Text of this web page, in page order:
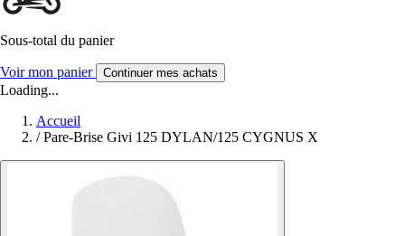
Sous-total du panier
Voir mon panier Continuer mes achats
Loading...
Accueil
/ Pare-Brise Givi 125 DYLAN/125 CYGNUS X